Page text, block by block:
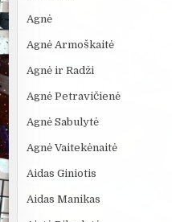
Agnė
Agnė Armoškaitė
Agnė ir Radži
Agnė Petravičienė
Agnė Sabulytė
Agnė Vaitekėnaitė
Aidas Giniotis
Aidas Manikas